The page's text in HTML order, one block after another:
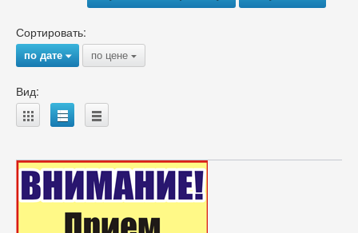
Сортировать:
по дате{ по цене {
Вид:
A B C